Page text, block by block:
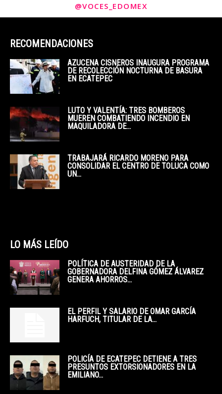
@VOCES_EDOMEX
RECOMENDACIONES
AZUCENA CISNEROS INAUGURA PROGRAMA
DE RECOLECCIÓN NOCTURNA DE BASURA
EN ECATEPEC
LUTO Y VALENTÍA: TRES BOMBEROS
MUEREN COMBATIENDO INCENDIO EN
MAQUILADORA DE...
TRABAJARÁ RICARDO MORENO PARA
CONSOLIDAR EL CENTRO DE TOLUCA COMO
UN...
LO MÁS LEÍDO
POLÍTICA DE AUSTERIDAD DE LA
GOBERNADORA DELFINA GÓMEZ ÁLVAREZ
GENERA AHORROS...
EL PERFIL Y SALARIO DE OMAR GARCÍA
HARFUCH, TITULAR DE LA...
POLICÍA DE ECATEPEC DETIENE A TRES
PRESUNTOS EXTORSIONADORES EN LA
EMILIANO...